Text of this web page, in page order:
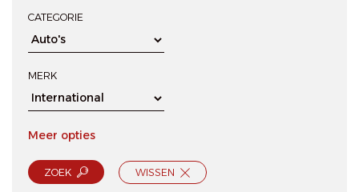
CATEGORIE
MERK
Meer opties
ZOEK WISSEN